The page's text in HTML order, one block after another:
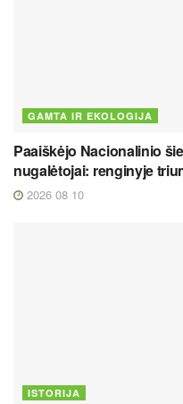
GAMTA IR EKOLOGIJA
Paaiškėjo Nacionalinio
nugalėtojai: renginyje
2026 08 10
ISTORIJA